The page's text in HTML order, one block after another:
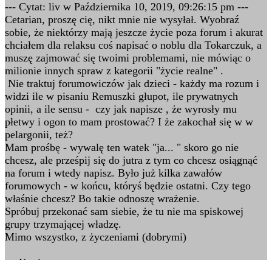
--- Cytat: liv w Października 10, 2019, 09:26:15 pm ---
Cetarian, proszę cię, nikt mnie nie wysyłał. Wyobraź
sobie, że niektórzy mają jeszcze życie poza forum i akurat
chciałem dla relaksu coś napisać o noblu dla Tokarczuk, a
muszę zajmować się twoimi problemami, nie mówiąc o
milionie innych spraw z kategorii "życie realne" .
Nie traktuj forumowiczów jak dzieci - każdy ma rozum i
widzi ile w pisaniu Remuszki głupot, ile prywatnych
opinii, a ile sensu - czy jak napisze , że wyrosły mu
płetwy i ogon to mam prostować? I że zakochał się w w
pelargonii, też?
Mam prośbę - wywalę ten watek "ja... " skoro go nie
chcesz, ale prześpij się do jutra z tym co chcesz osiągnąć
na forum i wtedy napisz. Było już kilka zawałów
forumowych - w końcu, któryś będzie ostatni. Czy tego
właśnie chcesz? Bo takie odnoszę wrażenie.
Spróbuj przekonać sam siebie, że tu nie ma spiskowej
grupy trzymającej władzę.
Mimo wszystko, z życzeniami (dobrymi)